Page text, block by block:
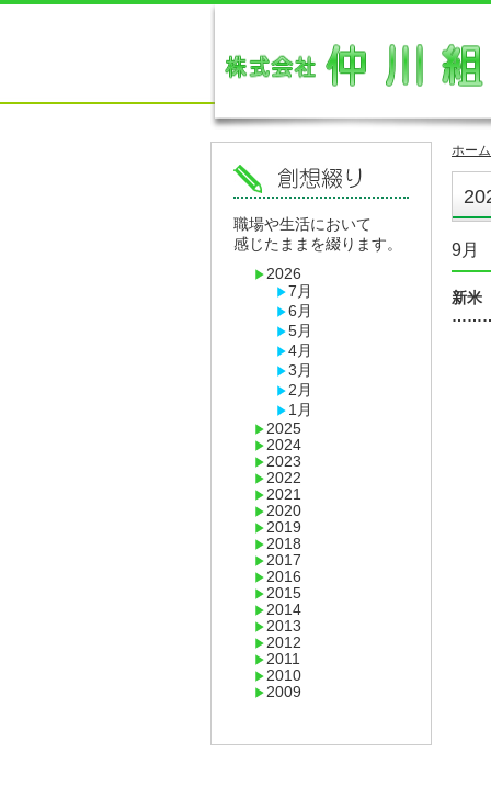
ホーム
9月
新米
職場や生活において
感じたままを綴ります。
2026
7月
6月
5月
4月
3月
2月
1月
2025
2024
2023
2022
2021
2020
2019
2018
2017
2016
2015
2014
2013
2012
2011
2010
2009